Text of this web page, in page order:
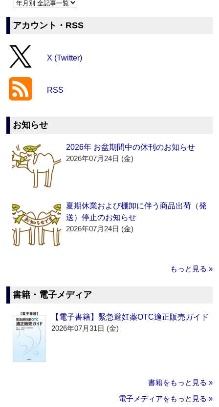
アカウント・RSS
X (Twitter)
RSS
お知らせ
2026年 お盆期間中の休刊のお知らせ
2026年07月24日 (金)
夏期休業および棚卸に伴う商品出荷（発
送）停止のお知らせ
2026年07月24日 (金)
もっと見る »
書籍・電子メディア
【電子書籍】緊急避妊薬OTC適正販売ガイド
2026年07月31日 (金)
書籍をもっと見る »
電子メディアをもっと見る »